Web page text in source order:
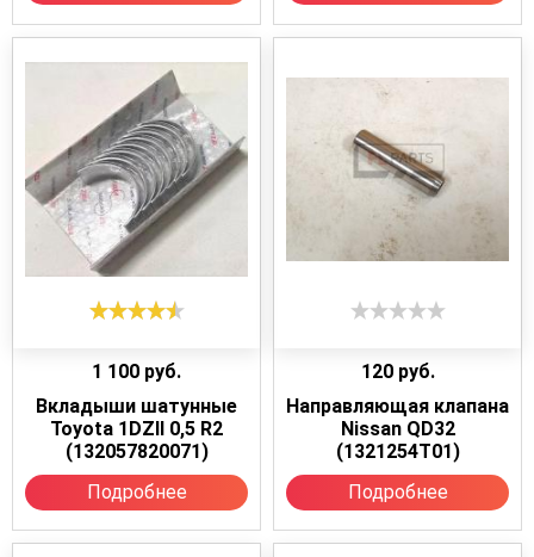
1 100 руб.
Вкладыши шатунные
Toyota 1DZII 0,5 R2
(132057820071)
Подробнее
120 руб.
Направляющая клапана
Nissan QD32
(1321254T01)
Подробнее